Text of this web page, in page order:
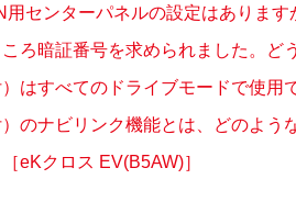
センターパネルの設定はあります
ろ暗証番号を求められました。ど
はすべてのドライブモードで使用
のナビリンク機能とは、どのよう
eKクロス EV(B5AW)］